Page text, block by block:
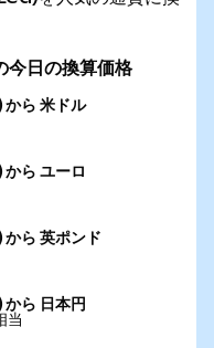
今日の換算価格
ら 米ドル
ら ユーロ
ら 英ポンド
ら 日本円
当